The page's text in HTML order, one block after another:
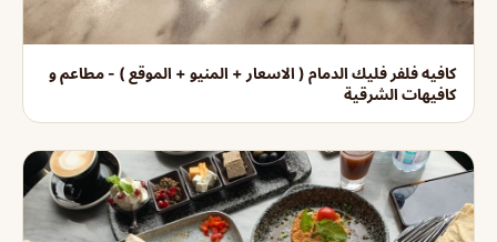
كافيه فلفر فليك الدمام ( الاسعار + المنيو + الموقع ) - مطاعم و
كافيهات الشرقية